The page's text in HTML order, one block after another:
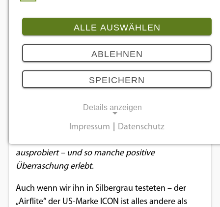
5 Bilder
ICON Airflite: Leisetreter mit Wow-
Effekt
17.08.2018
Wir haben den ungewöhnlich designten
ausprobiert – und so manche positive
Überraschung erlebt.
Auch wenn wir ihn in Silbergrau testeten – der
„Airflite“ der US-Marke ICON ist alles andere als
ALLE AUSWÄHLEN
ABLEHNEN
SPEICHERN
Details anzeigen
Notwendige Cookies ermöglichen
grundlegende Funktionen und sind für die
Impressum Datenschutz